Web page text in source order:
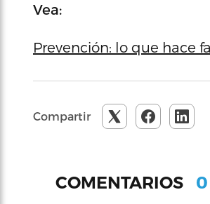
Vea:
Prevención: lo que hace
Compartir
COMENTARIOS 0